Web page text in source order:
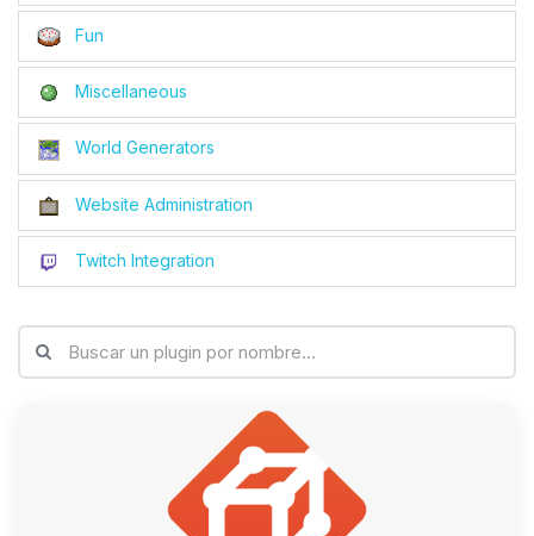
Fun
Miscellaneous
World Generators
Website Administration
Twitch Integration